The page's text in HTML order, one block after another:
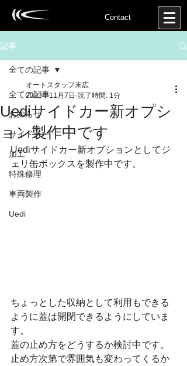
Contact
記事
全ての記事
お知らせ
サイドカー
加工
特殊修理
車両製作
Uedi
全ての記事
Uediサイドカー新オプシ
ョン製作中です
オートスタッフ末広
2023年11月7日 読了時間: 1分
Uediサイドカー新オプションとしてジ
ェリ缶ボックスを製作中です。
ちょっとした収納として利用もできる
ように蓋は開閉できるようにしていま
す。
蓋の止め方をどうするか検討中です。
止め方次第で雰囲気も変わってくるか